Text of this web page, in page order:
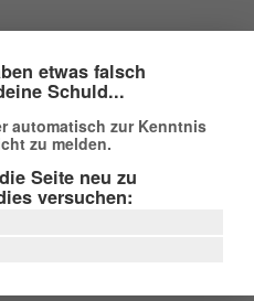
etwas falsch
Schuld...
automatisch zur Kenntnis
zu melden.
Seite neu zu
versuchen: